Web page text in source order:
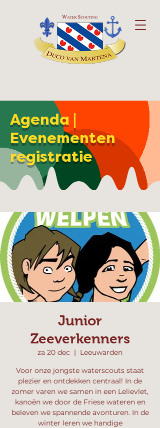
Agenda |
Evenementen
registratie
Junior
Zeeverkenners
za 20 dec
  |
Leeuwarden
Voor onze jongste waterscouts staat
plezier en ontdekken centraal! In de
zomer varen we samen in een Lelievlet,
kanoën we door de Friese wateren en
beleven we spannende avonturen. In de
winter leren we handige